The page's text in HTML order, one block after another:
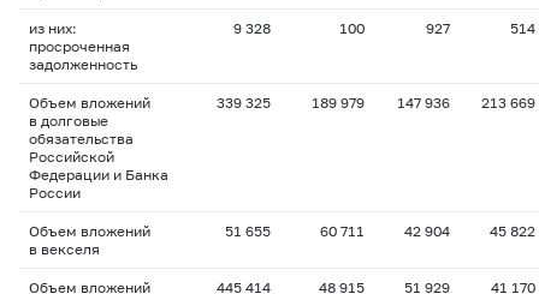
из них:
просроченная
задолженность
9 328 100 927 514
Объем вложений
в долговые
обязательства
Российской
Федерации и Банка
России
339 325 189 979 147 936 213 669
Объем вложений
в векселя
51 655 60 711 42 904 45 822
Объем вложений
445 414 48 915 51 929 41 170